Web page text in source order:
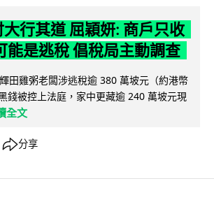
行其道 屈穎妍: 商戶只收
能是逃稅 倡稅局主動調查
田雞粥老闆涉逃稅逾 380 萬坡元（約港幣
錢被控上法庭，家中更藏逾 240 萬坡元現
全文
分享